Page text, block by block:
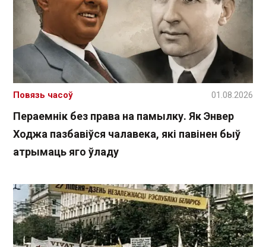
Пераемнік без права на памылку. Як Энвер
Ходжа пазбавіўся чалавека, які павінен быў
атрымаць яго ўладу
Повязь часоў 01.08.2026